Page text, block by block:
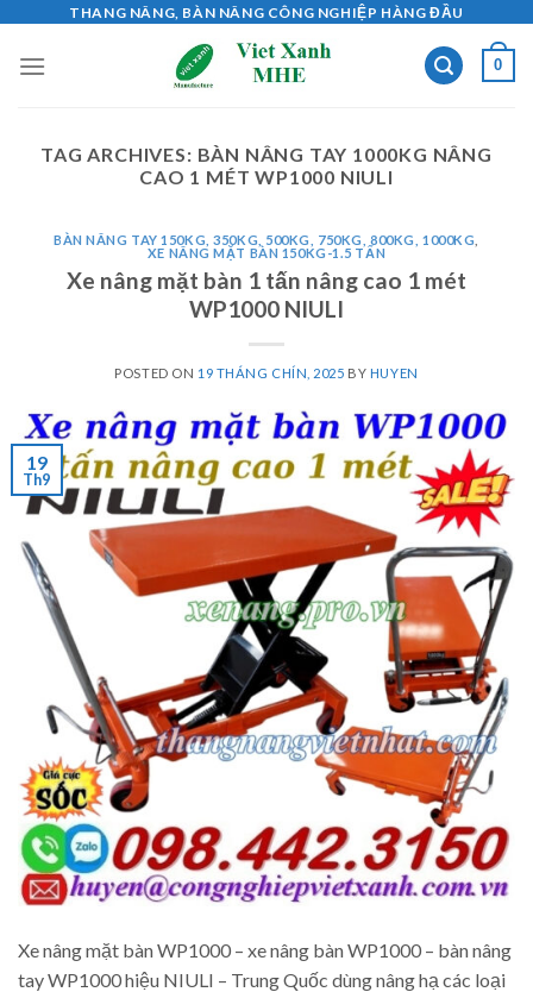
content
THANG NÂNG, BÀN NÂNG CÔNG NGHIỆP HÀNG ĐẦU
0
TAG ARCHIVES: BÀN NÂNG TAY 1000KG NÂNG
CAO 1 MÉT WP1000 NIULI
BÀN NÂNG TAY 150KG, 350KG, 500KG, 750KG, 800KG, 1000KG
XE NÂNG MẶT BÀN 150KG-1.5 TẤN
Xe nâng mặt bàn 1 tấn nâng cao 1 mét
WP1000 NIULI
POSTED ON 19 THÁNG CHÍN, 2025 BY HUYEN
19
Th9
Xe nâng mặt bàn WP1000 – xe nâng bàn WP1000 – bàn nâng
tay WP1000 hiệu NIULI – Trung Quốc dùng nâng hạ các loại